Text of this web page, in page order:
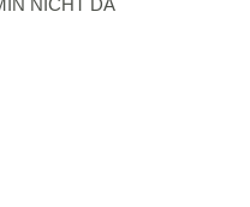
NICHT DA